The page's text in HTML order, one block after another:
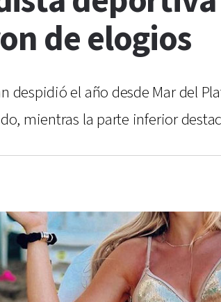
de elogios
despidió el año desde Mar del
mientras la parte inferior